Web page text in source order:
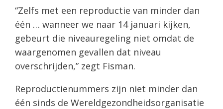
“Zelfs met een reproductie van minder dan
één … wanneer we naar 14 januari kijken,
gebeurt die niveauregeling niet omdat de
waargenomen gevallen dat niveau
overschrijden,” zegt Fisman.
Reproductienummers zijn niet minder dan
één sinds de Wereldgezondheidsorganisatie